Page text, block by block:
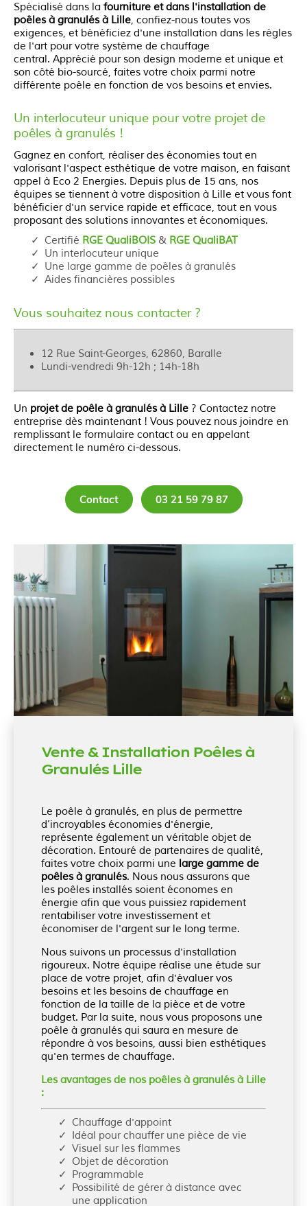
Spécialisé dans la fourniture et dans l'installation de
poêles à granulés à Lille, confiez-nous toutes vos
exigences, et bénéficiez d'une installation dans les règles
de l'art pour votre système de chauffage
central. Apprécié pour son design moderne et unique et
son côté bio-sourcé, faites votre choix parmi notre
différente poêle en fonction de vos besoins et envies.
Un interlocuteur unique pour votre projet de
poêles à granulés !
Gagnez en confort, réaliser des économies tout en
valorisant l'aspect esthétique de votre maison, en faisant
appel à Eco 2 Energies. Depuis plus de 15 ans, nos
équipes se tiennent à votre disposition à Lille et vous font
bénéficier d'un service rapide et efficace, tout en vous
proposant des solutions innovantes et économiques.
Certifié RGE QualiBOIS & RGE QualiBAT
Un interlocuteur unique
Une large gamme de poêles à granulés
Aides financières possibles
Vous souhaitez nous contacter ?
12 Rue Saint-Georges, 62860, Baralle
Lundi-vendredi 9h-12h ; 14h-18h
Un projet de poêle à granulés à Lille ? Contactez notre
entreprise dès maintenant ! Vous pouvez nous joindre en
remplissant le formulaire contact ou en appelant
directement le numéro ci-dessous.
Contact 03 21 59 79 87
Vente & Installation Poêles à
Granulés Lille
Le poêle à granulés, en plus de permettre
d’incroyables économies d'énergie,
représente également un véritable objet de
décoration. Entouré de partenaires de qualité,
faites votre choix parmi une large gamme de
poêles à granulés. Nous nous assurons que
les poêles installés soient économes en
énergie afin que vous puissiez rapidement
rentabiliser votre investissement et
économiser de l'argent sur le long terme.
Nous suivons un processus d'installation
rigoureux. Notre équipe réalise une étude sur
place de votre projet, afin d'évaluer vos
besoins et les besoins de chauffage en
fonction de la taille de la pièce et de votre
budget. Par la suite, nous vous proposons une
poêle à granulés qui saura en mesure de
répondre à vos besoins, aussi bien esthétiques
qu'en termes de chauffage.
Les avantages de nos poêles à granulés à Lille
:
Chauffage d'appoint
Idéal pour chauffer une pièce de vie
Visuel sur les flammes
Objet de décoration
Programmable
Possibilité de gérer à distance avec
une application